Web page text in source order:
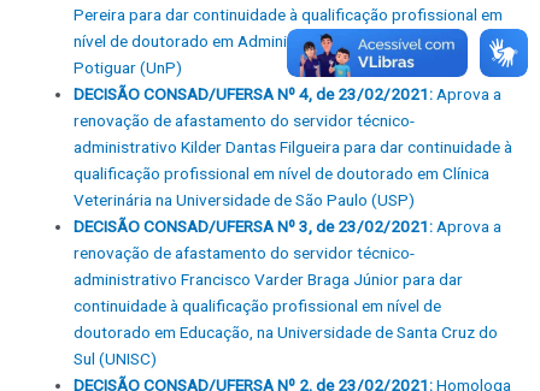
Pereira para dar continuidade à qualificação profissional em
nível de doutorado em Administração na Universidade
Potiguar (UnP)
DECISÃO CONSAD/UFERSA Nº 4, de 23/02/2021:Aprova a
renovação de afastamento do servidor técnico-
administrativo Kilder Dantas Filgueira para dar continuidade à
qualificação profissional em nível de doutorado em Clínica
Veterinária na Universidade de São Paulo (USP)
DECISÃO CONSAD/UFERSA Nº 3, de 23/02/2021:Aprova a
renovação de afastamento do servidor técnico-
administrativo Francisco Varder Braga Júnior para dar
continuidade à qualificação profissional em nível de
doutorado em Educação, na Universidade de Santa Cruz do
Sul (UNISC)
DECISÃO CONSAD/UFERSA Nº 2, de 23/02/2021:Homologa